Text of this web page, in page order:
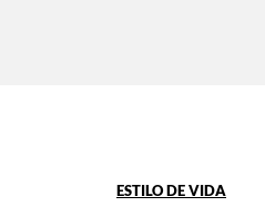
ESTILO DE VIDA